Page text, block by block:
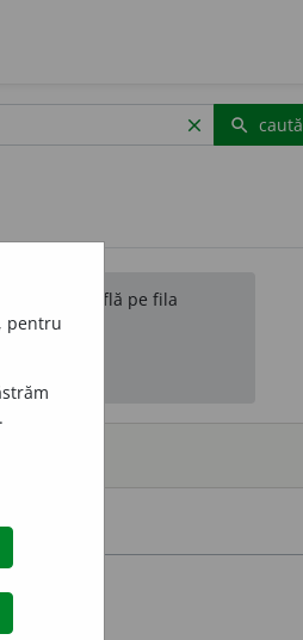
clear search caută
se află pe fila
pentru